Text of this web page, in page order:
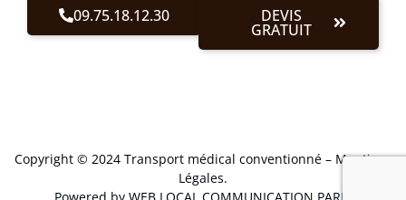
09.75.18.12.30 DEVIS
GRATUIT
Copyright © 2024 Transport médical conventionné – Mentions
Légales.